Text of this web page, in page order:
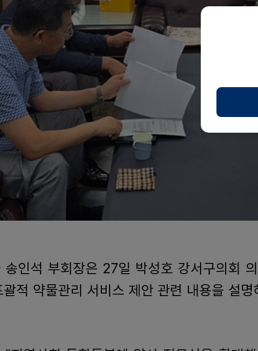
송인석 부회장은 27일 박성호 강서구의회
적 약물관리 서비스 제안 관련 내용을 설